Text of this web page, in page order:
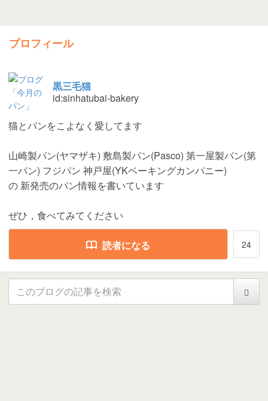
プロフィール
黒三毛猫
id:sinhatubai-bakery
猫とパンをこよなく愛してます
山崎製パン(ヤマザキ) 敷島製パン(Pasco) 第一屋製パン(第
一パン) フジパン 神戸屋(YKベーキングカンパニー)
の 新発売のパン情報を書いています
ぜひ，食べてみてください
読者になる 24